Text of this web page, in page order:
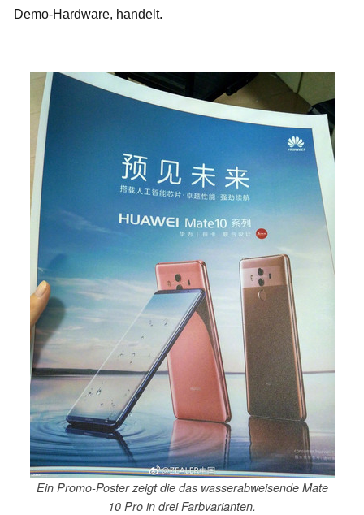
Demo-Hardware, handelt.
Ein Promo-Poster zeigt die das wasserabweisende Mate
10 Pro in drei Farbvarianten.